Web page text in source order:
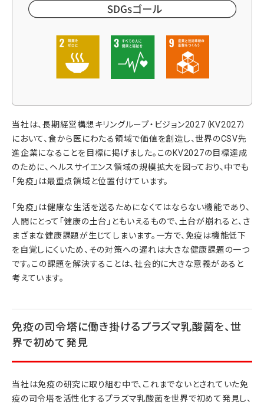
当社は、長期経営構想キリングループ・ビジョン2027（KV2027）
において、食から医にわたる領域で価値を創造し、世界のCSV先
進企業になることを目標に掲げました。このKV2027の目標達成
のために、ヘルスサイエンス領域の規模拡大を図っており、中でも
「免疫」は最重点領域と位置付けています。
「免疫」は健康な生活を送るためになくてはならない機能であり、
人間にとって「健康の土台」ともいえるもので、土台が崩れると、さ
まざまな健康課題が生じてしまいます。一方で、免疫は機能低下
を自覚しにくいため、その対策への遅れは大きな健康課題の一つ
です。この課題を解決することは、社会的に大きな意義があると
考えています。
免疫の司令塔に働き掛けるプラズマ乳酸菌を、世
界で初めて発見
当社は免疫の研究に取り組む中で、これまでないとされていた免
疫の司令塔を活性化するプラズマ乳酸菌を世界で初めて発見し、